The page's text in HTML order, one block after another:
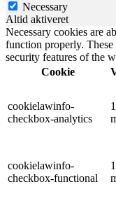
Necessary
Altid aktiveret
Necessary cookies are
function properly.
security features of the
Cookie
cookielawinfo-
checkbox-analytics
cookielawinfo-
checkbox-functional